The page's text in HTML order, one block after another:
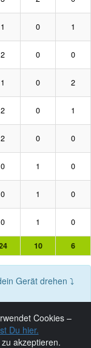
1 0 1
2 0 0
1 0 2
2 0 1
2 0 0
0 1 0
0 1 0
0 1 0
10 6
Gerät drehen ⤵
Cookies –
Du hier.
akzeptieren.